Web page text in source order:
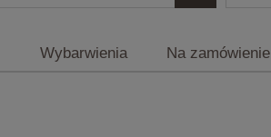
Wybarwienia Na zamówienie